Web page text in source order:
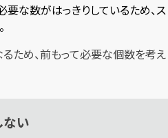
要な数がはっきりしているため、ス
ため、前もって必要な個数を考え
い